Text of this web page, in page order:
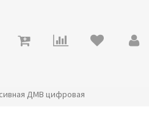
ДМВ цифровая